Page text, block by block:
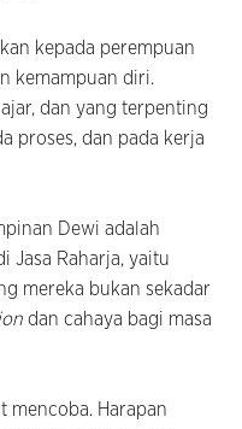
kepada perempuan
kemampuan diri.
dan yang terpenting
proses, dan pada kerja
Dewi adalah
Jasa Raharja, yaitu
mereka bukan sekadar
dan cahaya bagi masa
mencoba. Harapan